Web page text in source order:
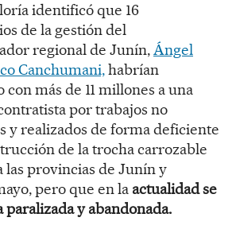
identificó que 16
de la gestión del
regional de Junín,Ángel
Canchumani,habrían
con más de 11 millones a una
por trabajos no
y realizados de forma deficiente
de la trocha carrozable
las provincias de Junín y
pero que en la actualidad se
y abandonada.